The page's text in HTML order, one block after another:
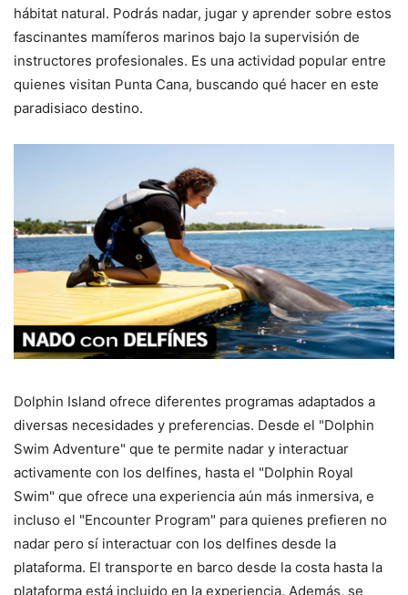
hábitat natural. Podrás nadar, jugar y aprender sobre estos
fascinantes mamíferos marinos bajo la supervisión de
instructores profesionales. Es una actividad popular entre
quienes visitan Punta Cana, buscando qué hacer en este
paradisiaco destino.
Dolphin Island ofrece diferentes programas adaptados a
diversas necesidades y preferencias. Desde el "Dolphin
Swim Adventure" que te permite nadar y interactuar
activamente con los delfines, hasta el "Dolphin Royal
Swim" que ofrece una experiencia aún más inmersiva, e
incluso el "Encounter Program" para quienes prefieren no
nadar pero sí interactuar con los delfines desde la
plataforma. El transporte en barco desde la costa hasta la
plataforma está incluido en la experiencia. Además, se